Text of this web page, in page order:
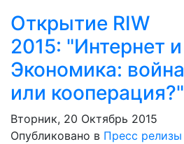
Открытие RIW
2015: "Интернет и
Экономика: война
или кооперация?"
Вторник, 20 Октябрь 2015
Опубликовано в Пресс релизы